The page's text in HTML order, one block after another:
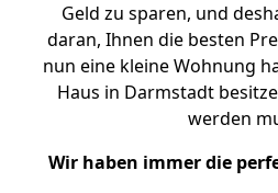
Geld zu sparen, und
daran, Ihnen die besten
nun eine kleine Wohnung
Haus in Darmstadt
werden
Wir haben immer die